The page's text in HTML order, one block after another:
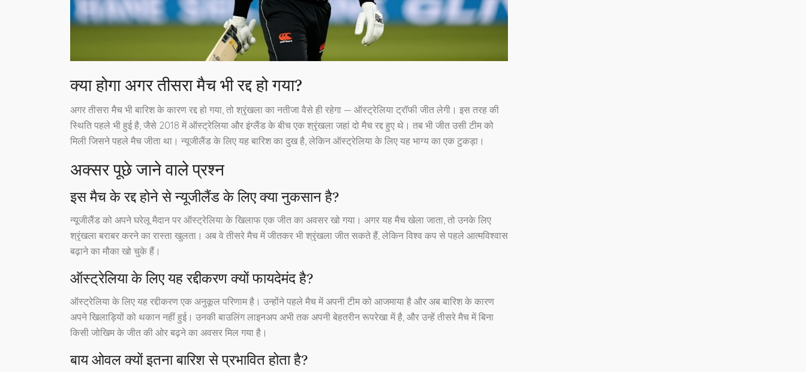
क्या होगा अगर तीसरा मैच भी रद्द हो गया?
अगर तीसरा मैच भी बारिश के कारण रद्द हो गया, तो श्रृंखला का नतीजा वैसे ही रहेगा — ऑस्ट्रेलिया ट्रॉफी जीत लेगी। इस तरह की
स्थिति पहले भी हुई है, जैसे 2018 में ऑस्ट्रेलिया और इंग्लैंड के बीच एक श्रृंखला जहां दो मैच रद्द हुए थे। तब भी जीत उसी टीम को
मिली जिसने पहले मैच जीता था। न्यूजीलैंड के लिए यह बारिश का दुख है, लेकिन ऑस्ट्रेलिया के लिए यह भाग्य का एक टुकड़ा।
अक्सर पूछे जाने वाले प्रश्न
इस मैच के रद्द होने से न्यूजीलैंड के लिए क्या नुकसान है?
न्यूजीलैंड को अपने घरेलू मैदान पर ऑस्ट्रेलिया के खिलाफ एक जीत का अवसर खो गया। अगर यह मैच खेला जाता, तो उनके लिए
श्रृंखला बराबर करने का रास्ता खुलता। अब वे तीसरे मैच में जीतकर भी श्रृंखला जीत सकते हैं, लेकिन विश्व कप से पहले आत्मविश्वास
बढ़ाने का मौका खो चुके हैं।
ऑस्ट्रेलिया के लिए यह रद्दीकरण क्यों फायदेमंद है?
ऑस्ट्रेलिया के लिए यह रद्दीकरण एक अनुकूल परिणाम है। उन्होंने पहले मैच में अपनी टीम को आजमाया है और अब बारिश के कारण
अपने खिलाड़ियों को थकान नहीं हुई। उनकी बाउलिंग लाइनअप अभी तक अपनी बेहतरीन रूपरेखा में है, और उन्हें तीसरे मैच में बिना
किसी जोखिम के जीत की ओर बढ़ने का अवसर मिल गया है।
बाय ओवल क्यों इतना बारिश से प्रभावित होता है?